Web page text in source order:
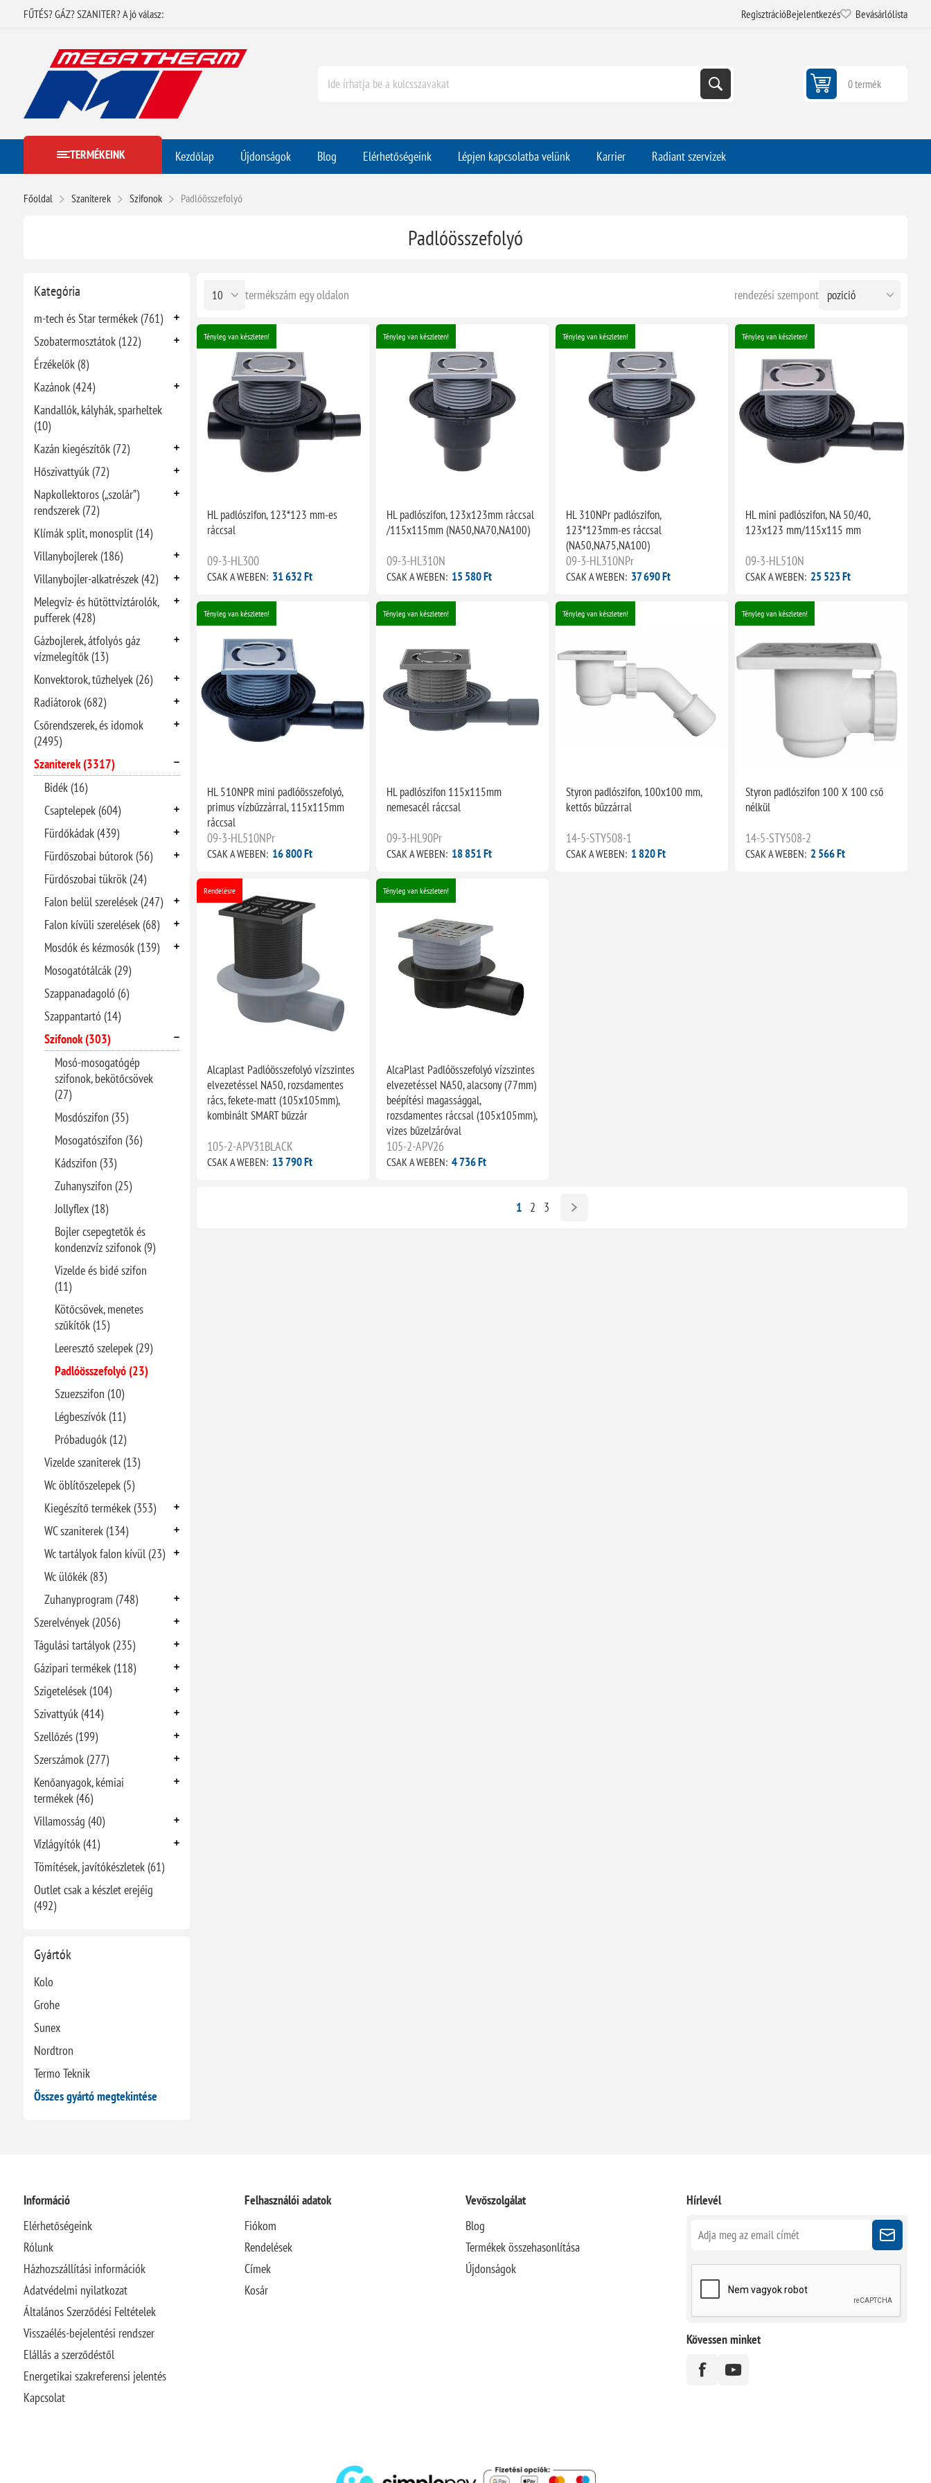
FŰTÉS? GÁZ? SZANITER? A jó válasz: RegisztrációBejelentkezés Bevásárlólista
0 termék
TERMÉKEINK Kezdőlap Újdonságok Blog Elérhetőségeink Lépjen kapcsolatba velünk Karrier Radiant szervizek
Főoldal Szaniterek Szifonok Padlóösszefolyó
Kategória
m-tech és Star termékek (761)
Szobatermosztátok (122)
Érzékelők (8)
Kazánok (424)
Kandallók, kályhák, sparheltek
(10)
Kazán kiegészítők (72)
Hőszivattyúk (72)
Napkollektoros („szolár”)
rendszerek (72)
Klímák split, monosplit (14)
Villanybojlerek (186)
Villanybojler-alkatrészek (42)
Melegvíz- és hűtöttvíztárolók,
pufferek (428)
Gázbojlerek, átfolyós gáz
vízmelegítők (13)
Konvektorok, tűzhelyek (26)
Radiátorok (682)
Csőrendszerek, és idomok
(2495)
Szaniterek (3317)
Bidék (16)
Csaptelepek (604)
Fürdőkádak (439)
Fürdőszobai bútorok (56)
Fürdőszobai tükrök (24)
Falon belül szerelések (247)
Falon kívüli szerelések (68)
Mosdók és kézmosók (139)
Mosogatótálcák (29)
Szappanadagoló (6)
Szappantartó (14)
Szifonok (303)
Mosó-mosogatógép
szifonok, bekötőcsövek
(27)
Mosdószifon (35)
Mosogatószifon (36)
Kádszifon (33)
Zuhanyszifon (25)
Jollyflex (18)
Bojler csepegtetők és
kondenzvíz szifonok (9)
Vizelde és bidé szifon
(11)
Kötőcsövek, menetes
szűkítők (15)
Leeresztő szelepek (29)
Padlóösszefolyó (23)
Szuezszifon (10)
Légbeszívók (11)
Próbadugók (12)
Vizelde szaniterek (13)
Wc öblítőszelepek (5)
Kiegészítő termékek (353)
WC szaniterek (134)
Wc tartályok falon kívül (23)
Wc ülőkék (83)
Zuhanyprogram (748)
Szerelvények (2056)
Tágulási tartályok (235)
Gázipari termékek (118)
Szigetelések (104)
Szivattyúk (414)
Szellőzés (199)
Szerszámok (277)
Kenőanyagok, kémiai
termékek (46)
Villamosság (40)
Vízlágyítók (41)
Tömítések, javítókészletek (61)
Outlet csak a készlet erejéig
(492)
Gyártók
Kolo
Grohe
Sunex
Nordtron
Termo Teknik
Összes gyártó megtekintése
Padlóösszefolyó
rendezési szempont
termékszám egy oldalon
Tényleg van készleten!
HL padlószifon, 123*123 mm-es
ráccsal
09-3-HL300
CSAK A WEBEN: 31 632 Ft
Tényleg van készleten!
HL padlószifon, 123x123mm ráccsal
/115x115mm (NA50,NA70,NA100)
09-3-HL310N
CSAK A WEBEN: 15 580 Ft
Tényleg van készleten!
HL 310NPr padlószifon,
123*123mm-es ráccsal
(NA50,NA75,NA100)
09-3-HL310NPr
CSAK A WEBEN: 37 690 Ft
Tényleg van készleten!
HL mini padlószifon, NA 50/40,
123x123 mm/115x115 mm
09-3-HL510N
CSAK A WEBEN: 25 523 Ft
Tényleg van készleten!
HL 510NPR mini padlóösszefolyó,
primus vízbűzzárral, 115x115mm
ráccsal
09-3-HL510NPr
CSAK A WEBEN: 16 800 Ft
Tényleg van készleten!
HL padlószifon 115x115mm
nemesacél ráccsal
09-3-HL90Pr
CSAK A WEBEN: 18 851 Ft
Tényleg van készleten!
Styron padlószifon, 100x100 mm,
kettős bűzzárral
14-5-STY508-1
CSAK A WEBEN: 1 820 Ft
Tényleg van készleten!
Styron padlószifon 100 X 100 cső
nélkül
14-5-STY508-2
CSAK A WEBEN: 2 566 Ft
Rendelésre
Alcaplast Padlóösszefolyó vízszintes
elvezetéssel NA50, rozsdamentes
rács, fekete-matt (105x105mm),
kombinált SMART bűzzár
105-2-APV31BLACK
CSAK A WEBEN: 13 790 Ft
Tényleg van készleten!
AlcaPlast Padlóösszefolyó vízszintes
elvezetéssel NA50, alacsony (77mm)
beépítési magassággal,
rozsdamentes ráccsal (105x105mm),
vizes bűzelzáróval
105-2-APV26
CSAK A WEBEN: 4 736 Ft
1 2 3
Információ
Elérhetőségeink
Rólunk
Házhozszállítási információk
Adatvédelmi nyilatkozat
Általános Szerződési Feltételek
Visszaélés-bejelentési rendszer
Elállás a szerződéstől
Energetikai szakreferensi jelentés
Kapcsolat
Felhasználói adatok
Fiókom
Rendelések
Címek
Kosár
Vevőszolgálat
Blog
Termékek összehasonlítása
Újdonságok
Hírlevél
Kövessen minket